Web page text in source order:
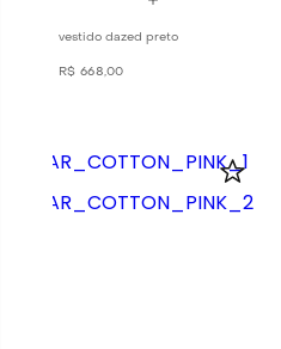
vestido dazed preto
R$ 668,00